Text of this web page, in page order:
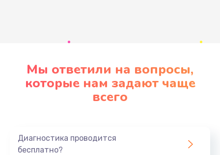
Мы ответили на вопросы,
которые нам задают чаще
всего
Диагностика проводится
бесплатно?